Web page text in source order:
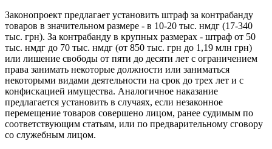
Законопроект предлагает установить штраф за контрабанду
товаров в значительном размере - в 10-20 тыс. нмдг (17-340
тыс. грн). За контрабанду в крупных размерах - штраф от 50
тыс. нмдг до 70 тыс. нмдг (от 850 тыс. грн до 1,19 млн грн)
или лишение свободы от пяти до десяти лет с ограничением
права занимать некоторые должности или заниматься
некоторыми видами деятельности на срок до трех лет и с
конфискацией имущества. Аналогичное наказание
предлагается установить в случаях, если незаконное
перемещение товаров совершено лицом, ранее судимым по
соответствующим статьям, или по предварительному сговору
со служебным лицом.